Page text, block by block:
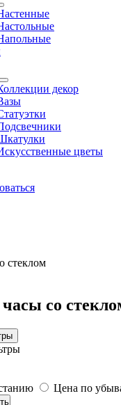
декор
цветы
стеклом
со
Цена по